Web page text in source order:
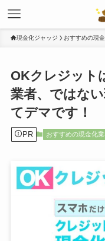
現金化ジャッジ おすすめの現
OKクレジット
業者、ではな
てデマです！
PR おすすめの現金化業